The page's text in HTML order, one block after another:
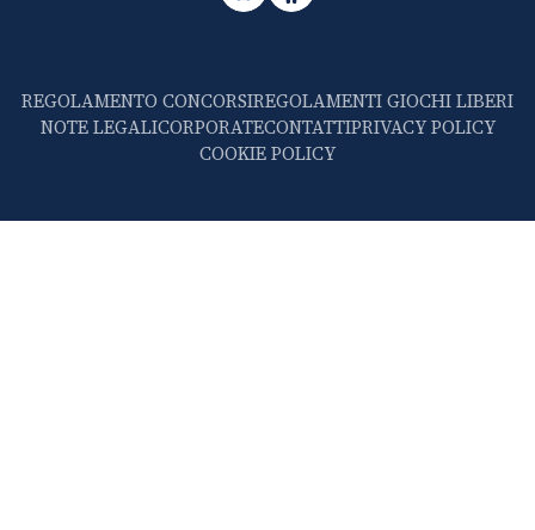
REGOLAMENTO CONCORSIREGOLAMENTI GIOCHI LIBERI
NOTE LEGALICORPORATECONTATTIPRIVACY POLICY
COOKIE POLICY